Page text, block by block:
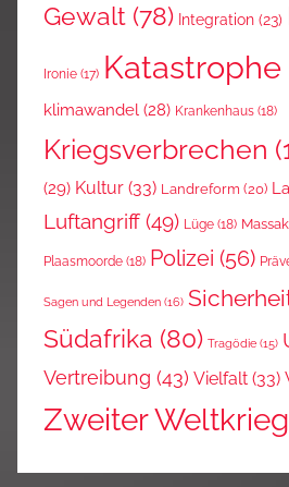
Gewalt (78) Integration (23)
Ironie (17) Katastrophe
klimawandel (28) Krankenhaus (18)
Kriegsverbrechen
(29) Kultur (33) Landreform (20)
Luftangriff (49) Lüge (18)
Plaasmoorde (18) Polizei (56)
Sagen und Legenden (16)
Südafrika (80) Tragödie (15)
Vertreibung (43) Vielfalt (33)
Zweiter Weltkrieg